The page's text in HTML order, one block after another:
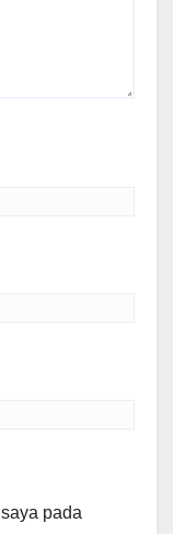
pada